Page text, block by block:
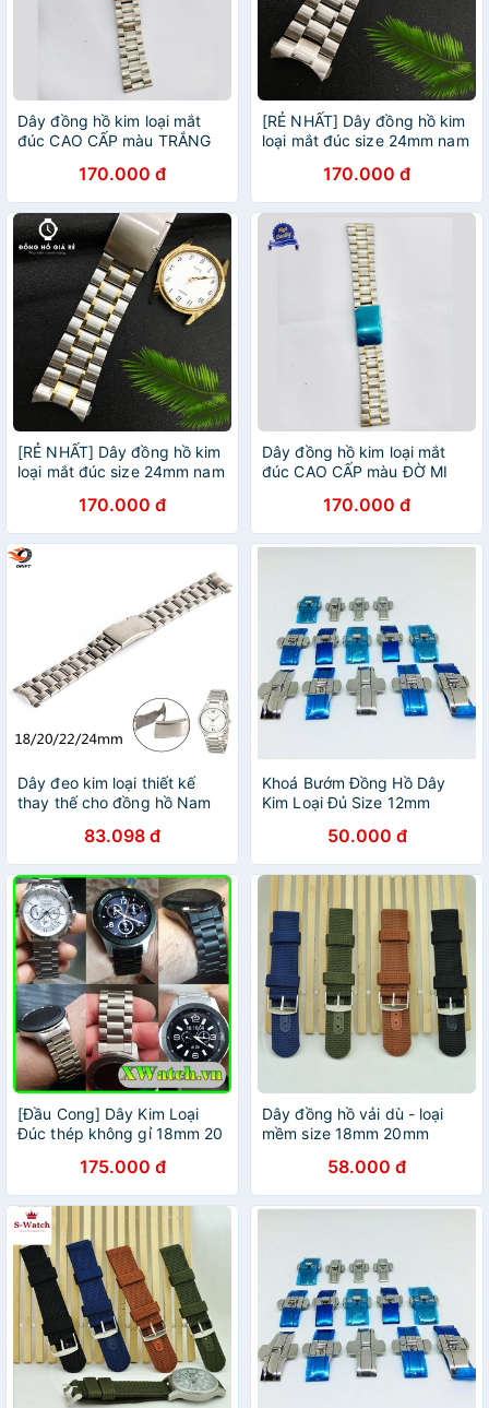
Dây đồng hồ kim loại mắt
đúc CAO CẤP màu TRẮNG
170.000 đ
[RẺ NHẤT] Dây đồng hồ kim
loại mắt đúc size 24mm nam
170.000 đ
[RẺ NHẤT] Dây đồng hồ kim
loại mắt đúc size 24mm nam
170.000 đ
Dây đồng hồ kim loại mắt
đúc CAO CẤP màu ĐỜ MI
170.000 đ
Dây đeo kim loại thiết kế
thay thế cho đồng hồ Nam
83.098 đ
Khoá Bướm Đồng Hồ Dây
Kim Loại Đủ Size 12mm
22mm 24mm50.000 đ
[Đầu Cong] Dây Kim Loại
Đúc thép không gỉ 18mm 20
175.000 đ
Dây đồng hồ vải dù - loại
mềm size 18mm 20mm
58.000 đ